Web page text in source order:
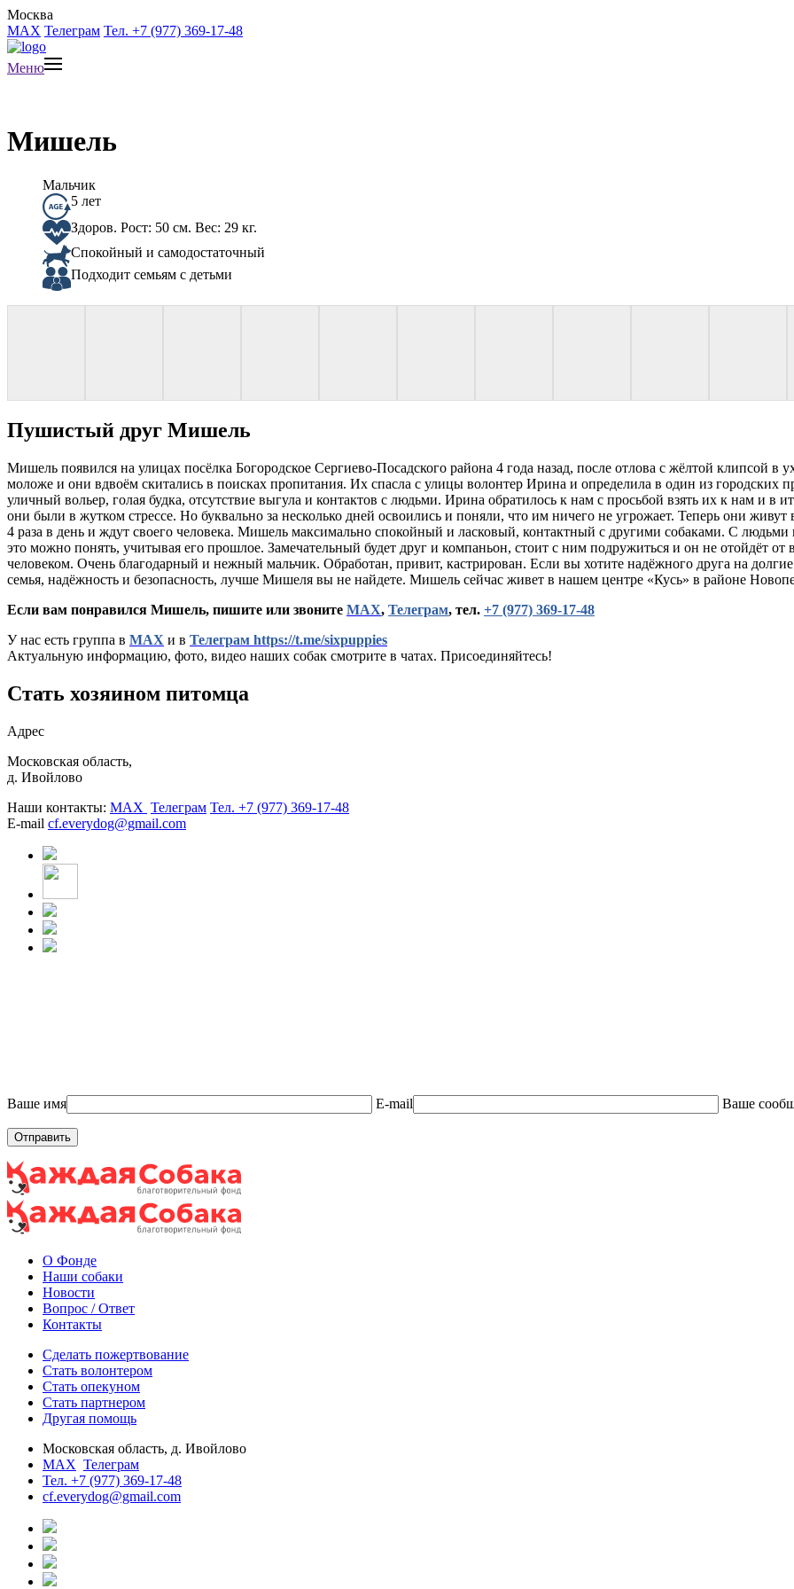
Москва
MAX Телеграм Тел. +7 (977) 369-17-48
Меню
Мишель
Мальчик
5 лет
Здоров. Рост: 50 см. Вес: 29 кг.
Спокойный и самодостаточный
Подходит семьям с детьми
Пушистый друг Мишель
Мишель появился на улицах посёлка Богородское Сергиево-Посадского района 4 года назад, после отлова с жёлтой клипсой
моложе и они вдвоём скитались в поисках пропитания. Их спасла с улицы волонтер Ирина и определила в один из городских
уличный вольер, голая будка, отсутствие выгула и контактов с людьми. Ирина обратилось к нам с просьбой взять их к нам и
они были в жутком стрессе. Но буквально за несколько дней освоились и поняли, что им ничего не угрожает. Теперь они
4 раза в день и ждут своего человека. Мишель максимально спокойный и ласковый, контактный с другими собаками. С
это можно понять, учитывая его прошлое. Замечательный будет друг и компаньон, стоит с ним подружиться и он не отойдёт
человеком. Очень благодарный и нежный мальчик. Обработан, привит, кастрирован. Если вы хотите надёжного друга на долгие
семья, надёжность и безопасность, лучше Мишеля вы не найдете. Мишель сейчас живет в нашем центре «Кусь» в районе
Если вам понравился Мишель, пишите или звоните МАХ, Телеграм, тел. +7 (977) 369-17-48
У нас есть группа в МАХ и в Телеграм https://t.me/sixpuppies
Актуальную информацию, фото, видео наших собак смотрите в чатах. Присоединяйтесь!
Стать хозяином питомца
Адрес
Московская область,
д. Ивойлово
Наши контакты: MAX Телеграм Тел. +7 (977) 369-17-48
E-mail cf.everydog@gmail.com
Ваше имя E-mail Ваше
О Фонде
Наши собаки
Новости
Вопрос / Ответ
Контакты
Сделать пожертвование
Стать волонтером
Стать опекуном
Стать партнером
Другая помощь
Московская область, д. Ивойлово
MAX Телеграм
Тел. +7 (977) 369-17-48
cf.everydog@gmail.com